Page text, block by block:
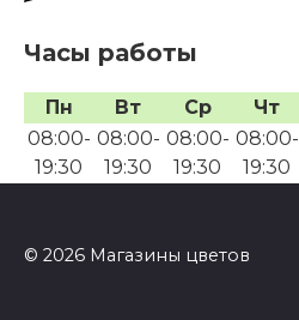
Часы работы
Пн Вт Ср Чт
08:00-
19:30
08:00-
19:30
08:00-
19:30
08:00-
19:30
© 2026 Магазины цветов